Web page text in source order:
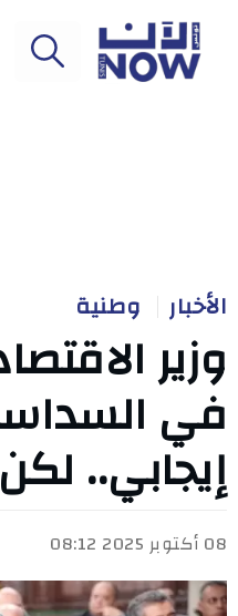
الأخبار وطنية
وزير
في
إيجابي.. لكن
08 أكتوبر 2025 08:12